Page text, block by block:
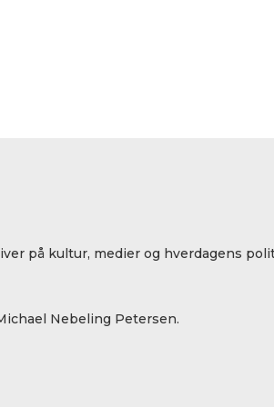
på kultur, medier og hverdagens
Nebeling Petersen.